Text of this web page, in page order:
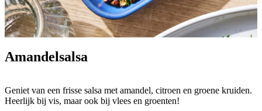
Amandelsalsa
Geniet van een frisse salsa met amandel, citroen en groene kruiden.
Heerlijk bij vis, maar ook bij vlees en groenten!